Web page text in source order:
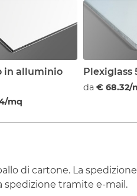
in alluminio
mq
Plexiglass
da € 68.32/
di cartone. La
spedizione tramite e-mail.